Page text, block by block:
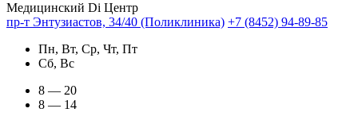
Медицинский Di Центр
пр-т Энтузиастов, 34/40 (Поликлиника) +7 (8452) 94-89-85
Пн, Вт, Ср, Чт, Пт
Сб, Вс
8 — 20
8 — 14